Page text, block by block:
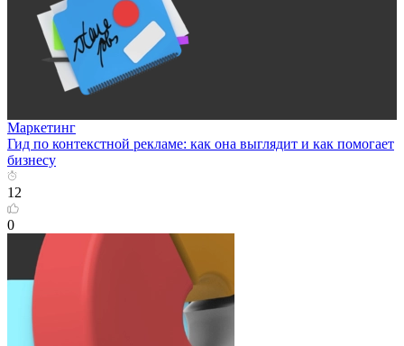
Маркетинг
Гид по контекстной рекламе: как она выглядит и как помогает
бизнесу
12
0